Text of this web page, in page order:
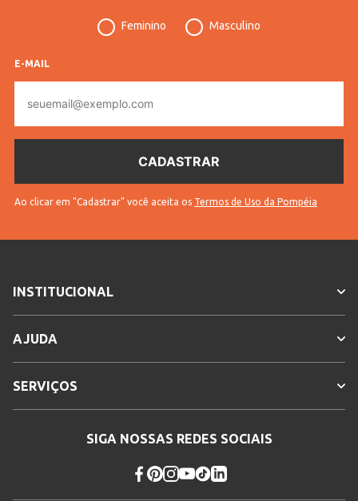
Feminino Masculino
E-MAIL
mail
Ao clicar em "Cadastrar" você aceita os Termos de Uso da Pompéia
INSTITUCIONAL
AJUDA
SERVIÇOS
SIGA NOSSAS REDES SOCIAIS